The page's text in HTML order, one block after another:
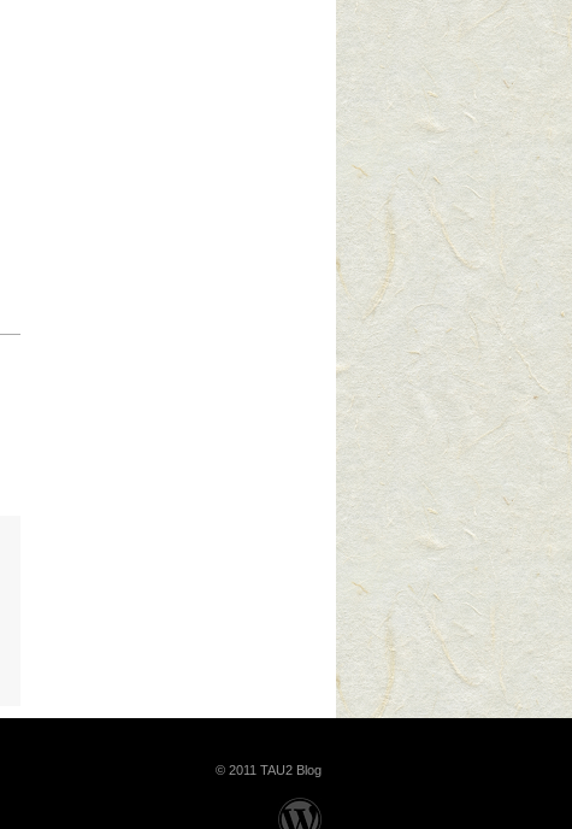
© 2011 TAU2 Blog